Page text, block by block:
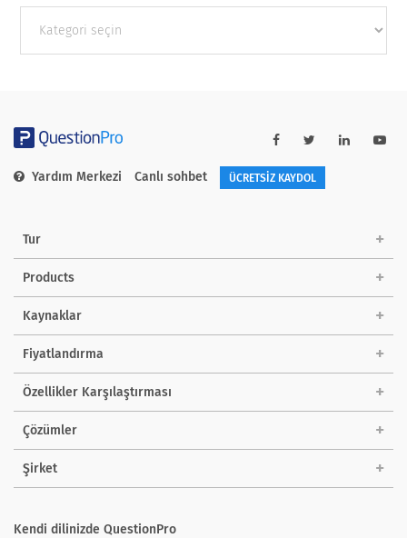
categories
Yardım Merkezi Canlı sohbet ÜCRETSİZ KAYDOL
Tur
Products
Kaynaklar
Fiyatlandırma
Özellikler Karşılaştırması
Çözümler
Şirket
Kendi dilinizde QuestionPro